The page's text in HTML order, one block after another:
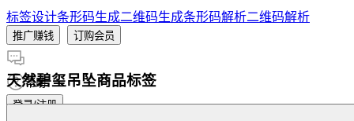
标签设计条形码生成二维码生成条形码解析二维码解析
推广赚钱 订购会员
帮助
登录/注册
天然碧玺吊坠商品标签